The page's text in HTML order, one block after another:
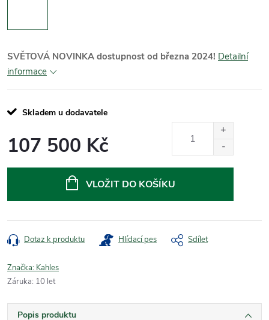
SVĚTOVÁ NOVINKA dostupnost od března 2024! Detailní
informace
Skladem u dodavatele
107 500 Kč
VLOŽIT DO KOŠÍKU
Dotaz k produktu Hlídací pes Sdílet
Značka: Kahles
Záruka: 10 let
Popis produktu